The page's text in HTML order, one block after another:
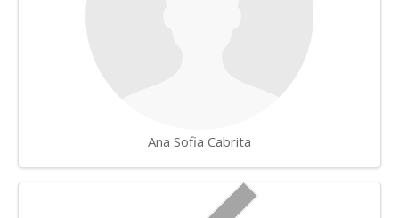
Ana Sofia Cabrita